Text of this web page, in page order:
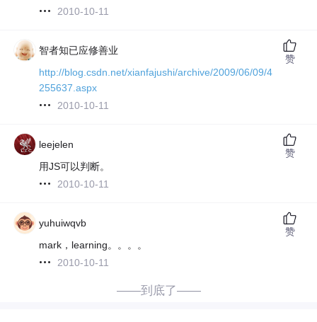
2010-10-11
智者知已应修善业
http://blog.csdn.net/xianfajushi/archive/2009/06/09/4
255637.aspx
2010-10-11
赞
leejelen
用JS可以判断。
2010-10-11
赞
yuhuiwqvb
mark，learning。。。。
2010-10-11
赞
——到底了——